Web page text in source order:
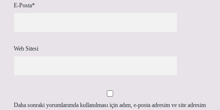
E-Posta*
Web Sitesi
Daha sonraki yorumlarımda kullanılması için adım, e-posta adresim ve site adresim